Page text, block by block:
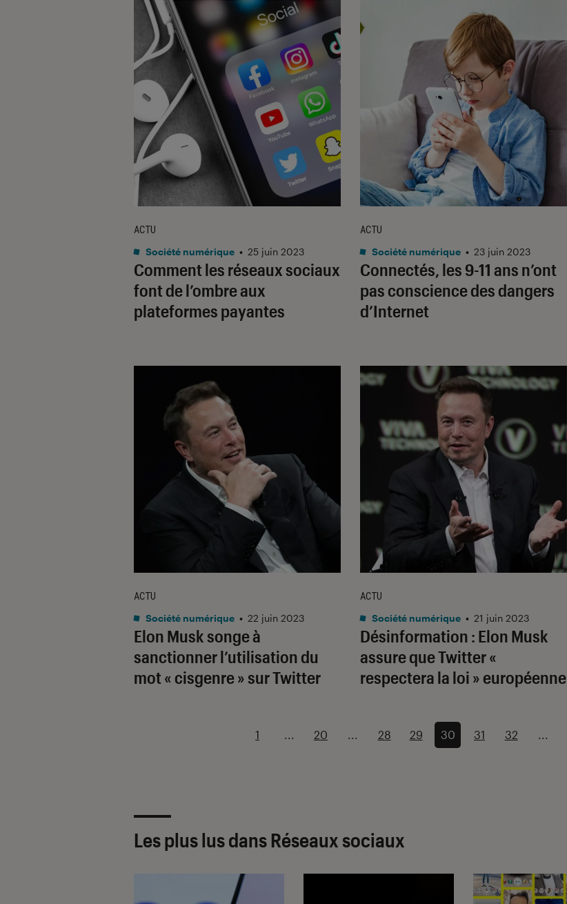
Comment les réseaux sociaux
font de l’ombre aux
plateformes payantes
ACTU
Société numérique • 25 juin 2023
Connectés, les 9-11 ans n’ont
pas conscience des dangers
d’Internet
ACTU
Société numérique • 23 juin 2023
Elon Musk songe à
sanctionner l’utilisation du
mot « cisgenre » sur Twitter
ACTU
Société numérique • 22 juin 2023
Désinformation : Elon Musk
assure que Twitter «
respectera la loi » européenne
ACTU
Société numérique • 21 juin 2023
1 ... 20 ... 28 29 30 31 32 ...
Les plus lus dans Réseaux sociaux